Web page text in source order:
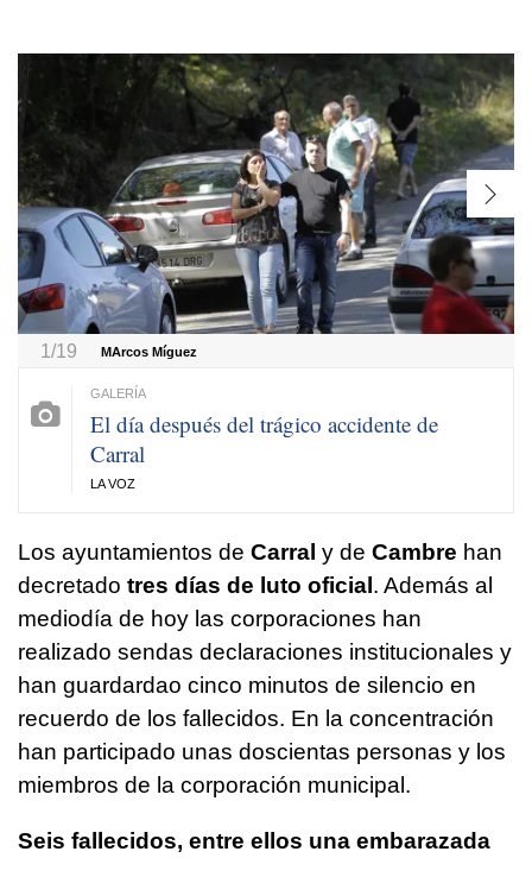
1/19 MArcos Míguez
El día después del trágico accidente de
Carral
LA VOZ
Los ayuntamientos de Carral y de Cambre han
decretado tres días de luto oficial . Además al
mediodía de hoy las corporaciones han
realizado sendas declaraciones institucionales y
han guardardao cinco minutos de silencio en
recuerdo de los fallecidos. En la concentración
han participado unas doscientas personas y los
miembros de la corporación municipal.
Seis fallecidos, entre ellos una embarazada